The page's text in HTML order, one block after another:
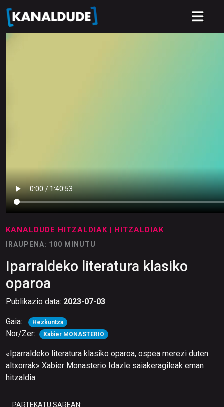
KANALDUDE HITZALDIAK | HITZALDIAK
IRAUPENA: 100 MINUTU
Iparraldeko literatura klasiko
oparoa
Publikazio data: 2023-07-03
Gaia: Hezkuntza
Nor/Zer: Xabier MONASTERIO
«Iparraldeko literatura klasiko oparoa, ospea merezi duten
altxorrak» Xabier Monasterio Idazle saiakeragileak eman
hitzaldia.
PARTEKATU SAREAN: